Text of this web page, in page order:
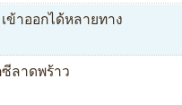
ข้าออกได้หลายทาง
ลาดพร้าว